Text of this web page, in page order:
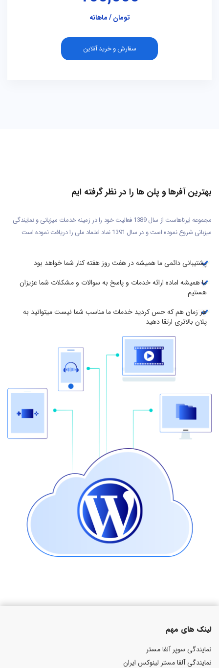
تومان / ماهانه
سفارش و خرید آنلاین
بهترین آفرها و پلن ها را در نظر گرفته ایم
مجموعه ایرناهاست از سال 1389 فعالیت خود را در زمینه خدمات میزبانی و نمایندگی
میزبانی شروع نموده است و در سال 1391 نماد اعتماد ملی را دریافت نموده است
پشتیبانی دائمی ما همیشه در هفت روز هفته کنار شما خواهد بود
ما همیشه اماده ارائه خدمات و پاسخ به سوالات و مشکلات شما عزیزان
هستیم
هر زمان هم که حس کردید خدمات ما مناسب شما نیست میتوانید به
پلان بالاتری ارتقا دهید
لینک های مهم
نمایندگی سوپر آلفا مستر
نمایندگی آلفا مستر لینوکس ایران